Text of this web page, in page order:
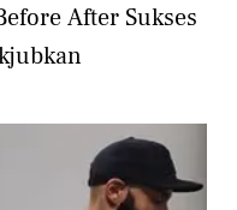
After Sukses